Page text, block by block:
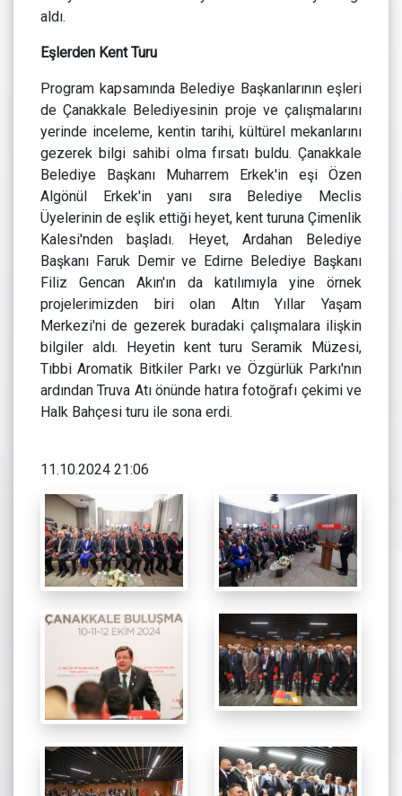
aldı.
Eşlerden Kent Turu
Program kapsamında Belediye Başkanlarının eşleri
de Çanakkale Belediyesinin proje ve çalışmalarını
yerinde inceleme, kentin tarihi, kültürel mekanlarını
gezerek bilgi sahibi olma fırsatı buldu. Çanakkale
Belediye Başkanı Muharrem Erkek'in eşi Özen
Algönül Erkek'in yanı sıra Belediye Meclis
Üyelerinin de eşlik ettiği heyet, kent turuna Çimenlik
Kalesi'nden başladı. Heyet, Ardahan Belediye
Başkanı Faruk Demir ve Edirne Belediye Başkanı
Filiz Gencan Akın'ın da katılımıyla yine örnek
projelerimizden biri olan Altın Yıllar Yaşam
Merkezi'ni de gezerek buradaki çalışmalara ilişkin
bilgiler aldı. Heyetin kent turu Seramik Müzesi,
Tıbbi Aromatik Bitkiler Parkı ve Özgürlük Parkı'nın
ardından Truva Atı önünde hatıra fotoğrafı çekimi ve
Halk Bahçesi turu ile sona erdi.
11.10.2024 21:06